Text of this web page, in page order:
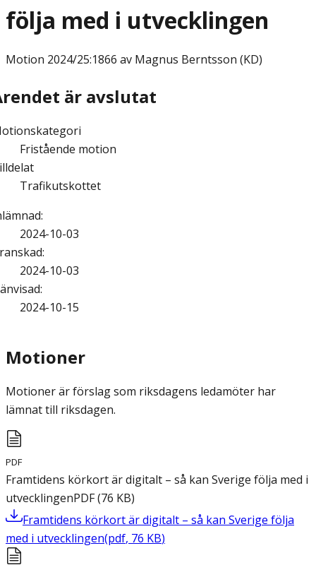
följa med i utvecklingen
Motion 2024/25:1866 av Magnus Berntsson (KD)
är avslutat
Fristående motion
Trafikutskottet
:
2024-10-03
:
2024-10-03
:
2024-10-15
Motioner
Motioner är förslag som riksdagens ledamöter har
lämnat till riksdagen.
PDF
Framtidens körkort är digitalt – så kan Sverige följa med i
utvecklingenPDF(76 KB)
Framtidens körkort är digitalt – så kan Sverige följa
med i utvecklingen(pdf, 76 KB)